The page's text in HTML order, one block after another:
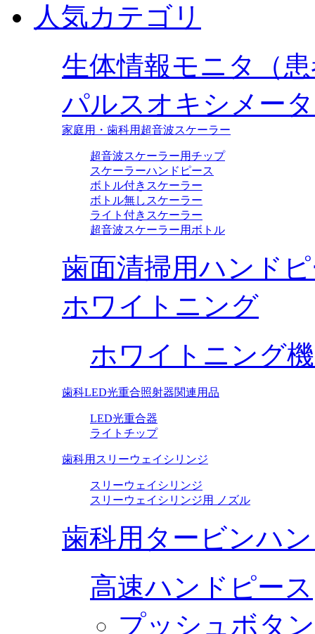
人気カテゴリ
生体情報モニタ（
パルスオキシメー
家庭用・歯科用超音波スケーラー
超音波スケーラー用チップ
スケーラーハンドピース
ボトル付きスケーラー
ボトル無しスケーラー
ライト付きスケーラー
超音波スケーラー用ボトル
歯面清掃用ハンド
ホワイトニング
ホワイトニング
歯科LED光重合照射器関連用品
LED光重合器
ライトチップ
歯科用スリーウェイシリンジ
スリーウェイシリンジ
スリーウェイシリンジ用 ノズル
歯科用タービンハ
高速ハンドピース
プッシュボタン